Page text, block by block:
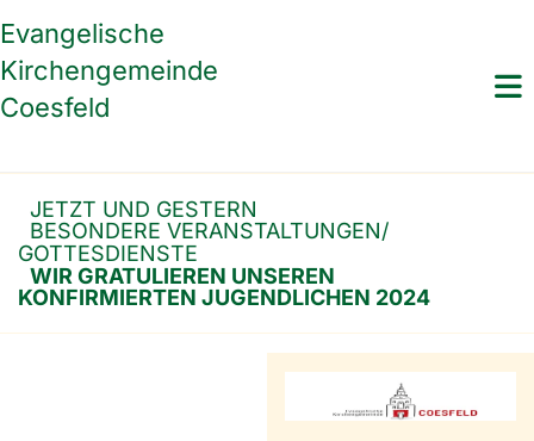
Evangelische
Kirchengemeinde
Coesfeld
JETZT UND GESTERN
BESONDERE VERANSTALTUNGEN/
GOTTESDIENSTE
WIR GRATULIEREN UNSEREN
KONFIRMIERTEN JUGENDLICHEN 2024